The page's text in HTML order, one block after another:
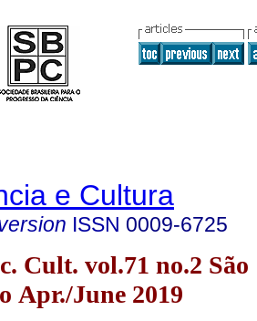
e Cultura
ISSN 0009-6725
Cult. vol.71 no.2 São
Apr./June 2019